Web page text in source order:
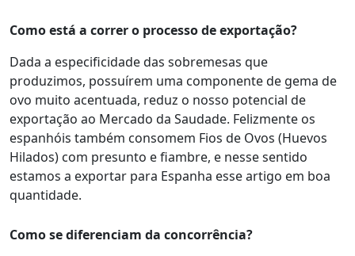
Como está a correr o processo de exportação?
Dada a especificidade das sobremesas que
produzimos, possuírem uma componente de gema de
ovo muito acentuada, reduz o nosso potencial de
exportação ao Mercado da Saudade. Felizmente os
espanhóis também consomem Fios de Ovos (Huevos
Hilados) com presunto e fiambre, e nesse sentido
estamos a exportar para Espanha esse artigo em boa
quantidade.
Como se diferenciam da concorrência?